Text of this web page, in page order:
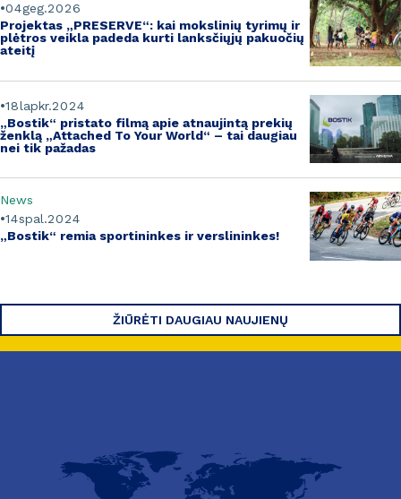
geg.
04
2026
Projektas „PRESERVE“: kai mokslinių tyrimų ir
plėtros veikla padeda kurti lanksčiųjų pakuočių
ateitį
lapkr.
18
2024
„Bostik“ pristato filmą apie atnaujintą prekių
ženklą „Attached To Your World“ – tai daugiau
nei tik pažadas
spal.
14 2024
News
„Bostik“ remia sportininkes ir verslininkes!
ŽIŪRĖTI DAUGIAU NAUJIENŲ